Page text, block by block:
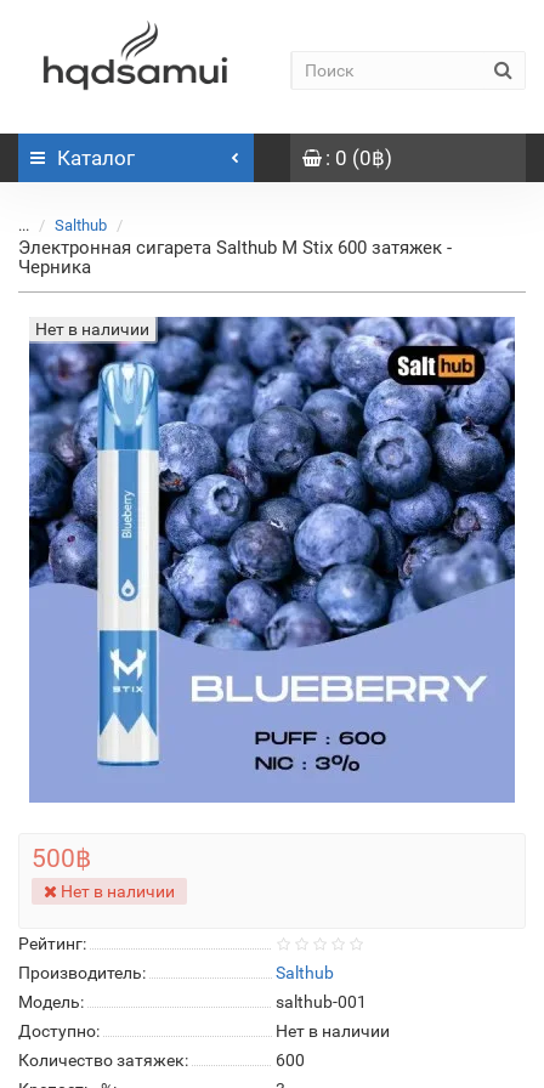
Каталог : 0 (0฿)
... Salthub
Электронная сигарета Salthub M Stix 600 затяжек -
Черника
Нет в наличии
Рейтинг:
Производитель:
Salthub
Модель:
salthub-001
Доступно:
Нет в наличии
Количество затяжек:
600
500฿
Нет в наличии